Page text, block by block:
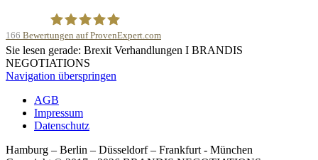
BRANDIS NEGOTIATIONS
166 Bewertungen auf ProvenExpert.com
Sie lesen gerade: Brexit Verhandlungen I BRANDIS
NEGOTIATIONS
Navigation überspringen
AGB
Impressum
Datenschutz
Hamburg – Berlin – Düsseldorf – Frankfurt - München